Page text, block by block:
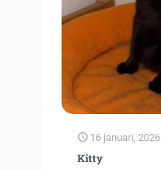
16 januari, 2026
Kitty